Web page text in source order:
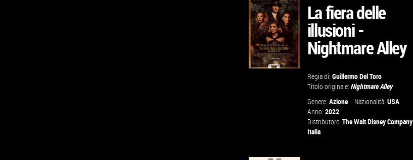
VAI ALLA
SCHEDA
La fiera delle
illusioni -
Nightmare Alley
Regia di: Guillermo Del Toro
Titolo originale: Nightmare Alley
Genere: Azione Nazionalità: USA
Anno: 2022
Distributore: The Walt Disney Company
Italia